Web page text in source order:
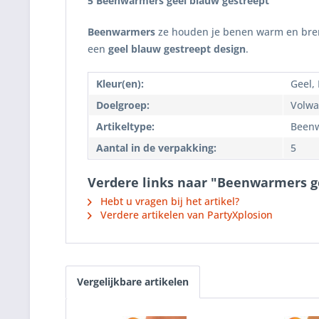
Beenwarmers ze houden je benen warm en
een geel blauw gestreept design.
Kleur(en):
Geel,
Doelgroep:
Artikeltype:
Aantal in de verpakking:
5
Verdere links naar "Beenwarmers
Hebt u vragen bij het artikel?
Verdere artikelen van PartyXplosion
Vergelijkbare artikelen